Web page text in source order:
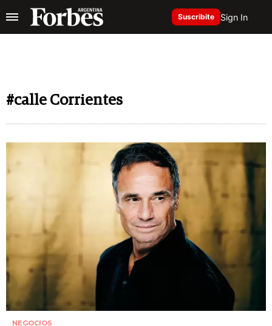
Suscribite Sign In
#calle Corrientes
NEGOCIOS